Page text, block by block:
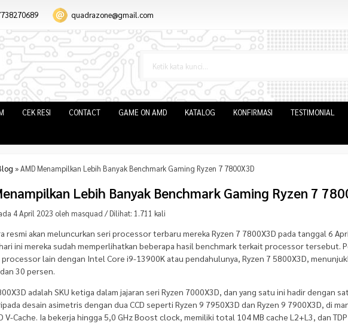
quadrazone@gmail.com
CEK RESI CONTACT GAME ON AMD KATALOG KONFIRMASI TESTIMONIAL
»AMD Menampilkan Lebih Banyak Benchmark Gaming Ryzen 7 7800X3D
Lebih Banyak Benchmark Gaming Ryzen 7
4 April 2023 oleh masquad / Dilihat: 1.711 kali
resmi akan meluncurkan seri processor terbaru mereka Ryzen 7 7800X3D pada tanggal 6
ini mereka sudah memperlihatkan beberapa hasil benchmark terkait processor tersebut.
processor lain dengan Intel Core i9-13900K atau pendahulunya, Ryzen 7 5800X3D,
30 persen.
adalah SKU ketiga dalam jajaran seri Ryzen 7000X3D, dan yang satu ini hadir dengan
desain asimetris dengan dua CCD seperti Ryzen 9 7950X3D dan Ryzen 9 7900X3D, di
V-Cache. Ia bekerja hingga 5,0 GHz Boost clock, memiliki total 104 MB cache L2+L3, dan